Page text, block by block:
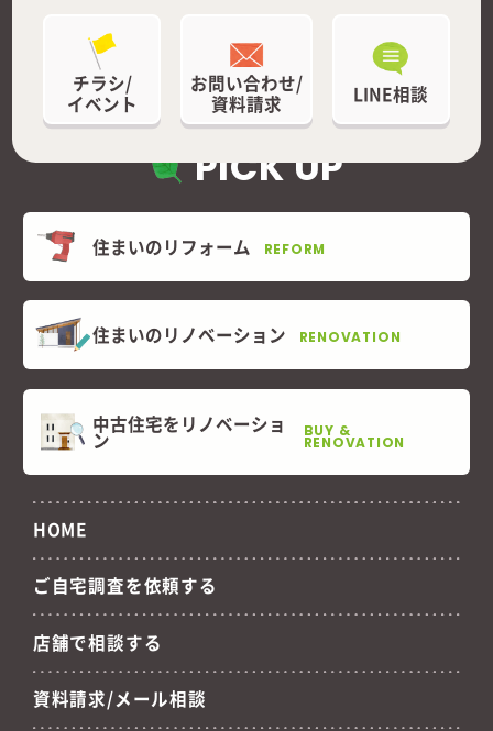
チラシ/
イベント
お問い合わせ/
資料請求
LINE相談
PICK UP
住まいのリフォーム REFORM
住まいのリノベーション RENOVATION
中古住宅をリノベーショ
ン BUY &
RENOVATION
HOME
ご自宅調査を依頼する
店舗で相談する
資料請求/メール相談